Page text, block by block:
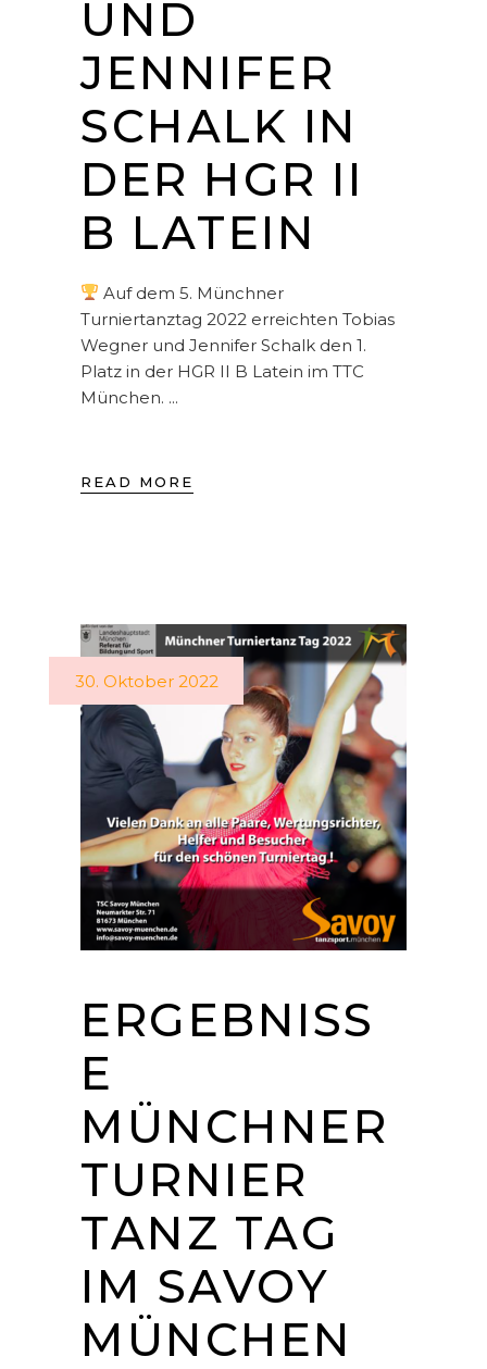
UND
JENNIFER
SCHALK IN
DER HGR II
B LATEIN
Auf dem 5. Münchner
Turniertanztag 2022 erreichten Tobias
Wegner und Jennifer Schalk den 1.
Platz in der HGR II B Latein im TTC
München.
READ MORE
30. Oktober 2022
ERGEBNISS
E
MÜNCHNER
TURNIER
TANZ TAG
IM SAVOY
MÜNCHEN